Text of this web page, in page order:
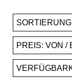
SORTIERUNG
PREIS: VON /